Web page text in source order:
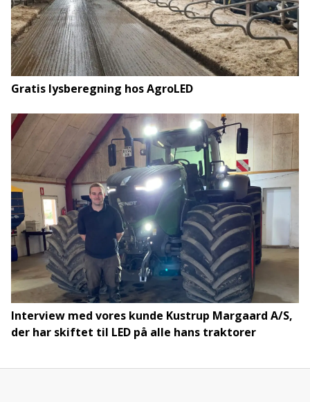
Gratis lysberegning hos AgroLED
Interview med vores kunde Kustrup Margaard A/S,
der har skiftet til LED på alle hans traktorer